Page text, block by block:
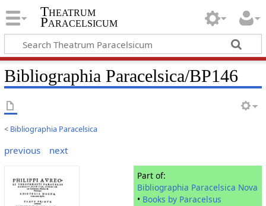
Theatrum
Paracelsicum
Bibliographia Paracelsica/BP146
< Bibliographia Paracelsica
previous next
Part of:
Bibliographia Paracelsica Nova
• Books by Paracelsus